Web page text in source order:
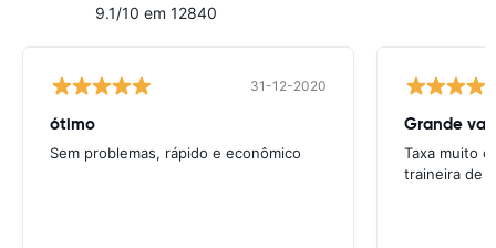
9.1/10 em 12840
31-12-2020
ótimo
Sem problemas, rápido e econômico
Grande
Taxa muito
traineira de